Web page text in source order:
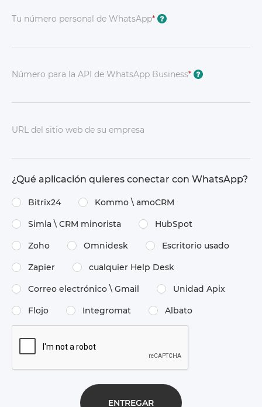
Tu número personal de WhatsApp* ?
Número para la API de WhatsApp Business* ?
URL del sitio web de su empresa
¿Qué aplicación quieres conectar con WhatsApp?
Bitrix24 Kommo \​ amoCRM
Simla \​ CRM minorista HubSpot
Zoho Omnidesk Escritorio usado
Zapier cualquier Help Desk
Correo electrónico \​ Gmail Unidad Apix
Flojo Integromat Albato